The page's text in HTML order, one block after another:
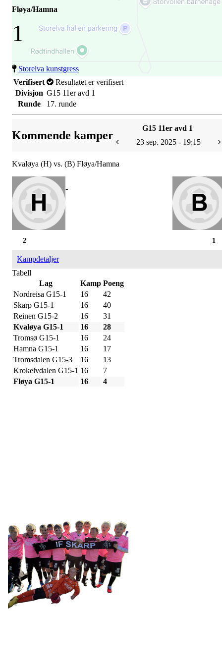
Fløya/Hamna
1
Storelva kunstgress
Verifisert
Resultatet er verifisert
Divisjon G15 11er avd 1
Runde
17. runde
Kommende kamper
G15 11er avd 1
23 sep. 2025 - 19:15
Kvaløya (H) vs. (B) Fløya/Hamna
-
1
2
Kampdetaljer
Tabell
Lag
Kamp Poeng
Nordreisa G15-1
16
42
Skarp G15-1
16
40
Reinen G15-2
16
31
Kvaløya G15-1
16
28
Tromsø G15-1
16
24
Hamna G15-1
16
17
Tromsdalen G15-3
16
13
Krokelvdalen G15-1 16
7
Fløya G15-1
16 4